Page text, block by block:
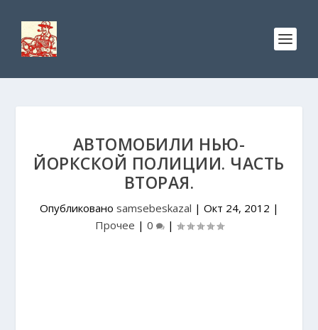
АВТОМОБИЛИ НЬЮ-
ЙОРКСКОЙ ПОЛИЦИИ. ЧАСТЬ
ВТОРАЯ.
Опубликовано samsebeskazal | Окт 24, 2012 |
Прочее | 0 |